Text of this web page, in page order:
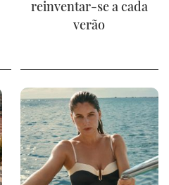
reinventar-se a cada
verão